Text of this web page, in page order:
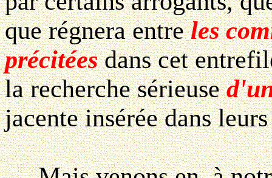
que régnera entreles
précitéesdans cet
la recherche sérieuse
jacente insérée dans